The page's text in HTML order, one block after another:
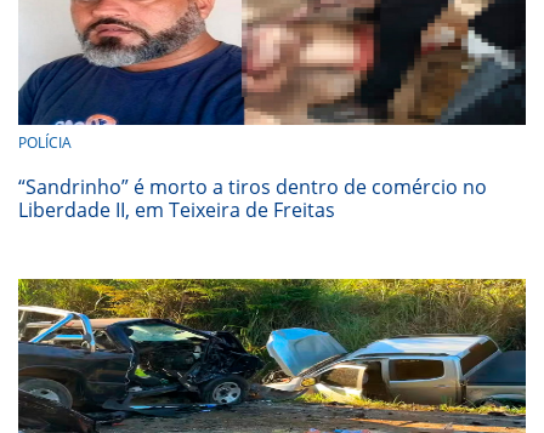
POLÍCIA
“Sandrinho” é morto a tiros dentro de comércio no
Liberdade II, em Teixeira de Freitas